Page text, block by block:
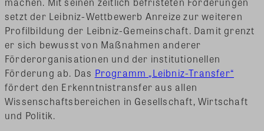
setzt der Leibniz-Wettbewerb Anreize zur weiteren
Profilbildung der Leibniz-Gemeinschaft. Damit grenzt
er sich bewusst von Maßnahmen anderer
Förderorganisationen und der institutionellen
Förderung ab. Das Programm „Leibniz-Transfer“
fördert den Erkenntnistransfer aus allen
Wissenschaftsbereichen in Gesellschaft, Wirtschaft
und Politik.